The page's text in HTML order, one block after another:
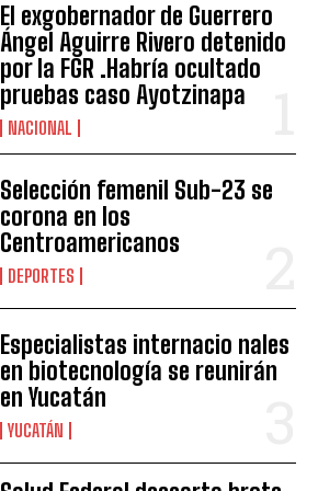
El exgobernador de Guerrero
Ángel Aguirre Rivero detenido
por la FGR .Habría ocultado
pruebas caso Ayotzinapa
NACIONAL
Selección femenil Sub-23 se
corona en los
Centroamericanos
DEPORTES
Especialistas internacio nales
en biotecnología se reunirán
en Yucatán
YUCATÁN